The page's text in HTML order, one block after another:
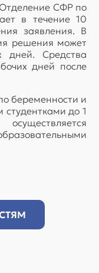
СФР по
в течение 10
заявления. В
решения может
Средства
дней после
беременности и
до 1